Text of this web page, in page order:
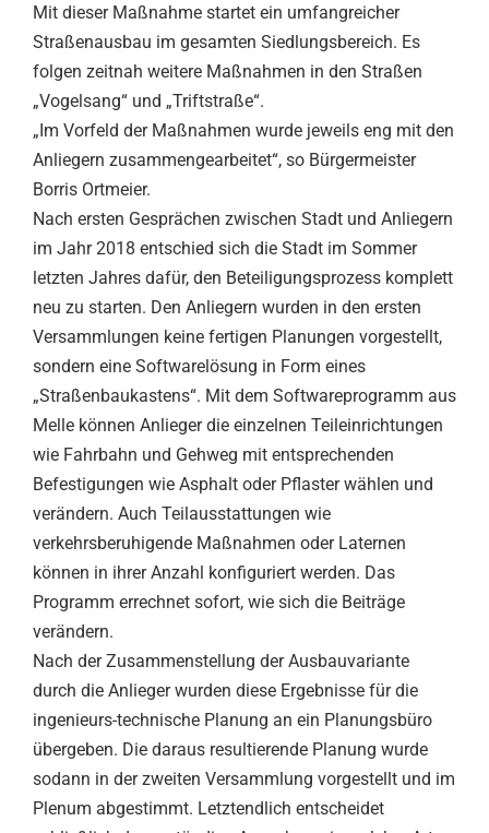
Mit dieser Maßnahme startet ein umfangreicher
Straßenausbau im gesamten Siedlungsbereich. Es
folgen zeitnah weitere Maßnahmen in den Straßen
„Vogelsang“ und „Triftstraße“.
„Im Vorfeld der Maßnahmen wurde jeweils eng mit den
Anliegern zusammengearbeitet“, so Bürgermeister
Borris Ortmeier.
Nach ersten Gesprächen zwischen Stadt und Anliegern
im Jahr 2018 entschied sich die Stadt im Sommer
letzten Jahres dafür, den Beteiligungsprozess komplett
neu zu starten. Den Anliegern wurden in den ersten
Versammlungen keine fertigen Planungen vorgestellt,
sondern eine Softwarelösung in Form eines
„Straßenbaukastens“. Mit dem Softwareprogramm aus
Melle können Anlieger die einzelnen Teileinrichtungen
wie Fahrbahn und Gehweg mit entsprechenden
Befestigungen wie Asphalt oder Pflaster wählen und
verändern. Auch Teilausstattungen wie
verkehrsberuhigende Maßnahmen oder Laternen
können in ihrer Anzahl konfiguriert werden. Das
Programm errechnet sofort, wie sich die Beiträge
verändern.
Nach der Zusammenstellung der Ausbauvariante
durch die Anlieger wurden diese Ergebnisse für die
ingenieurs-technische Planung an ein Planungsbüro
übergeben. Die daraus resultierende Planung wurde
sodann in der zweiten Versammlung vorgestellt und im
Plenum abgestimmt. Letztendlich entscheidet